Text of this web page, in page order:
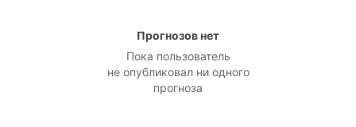
Прогнозов нет
Пока пользователь
не опубликовал ни одного
прогноза